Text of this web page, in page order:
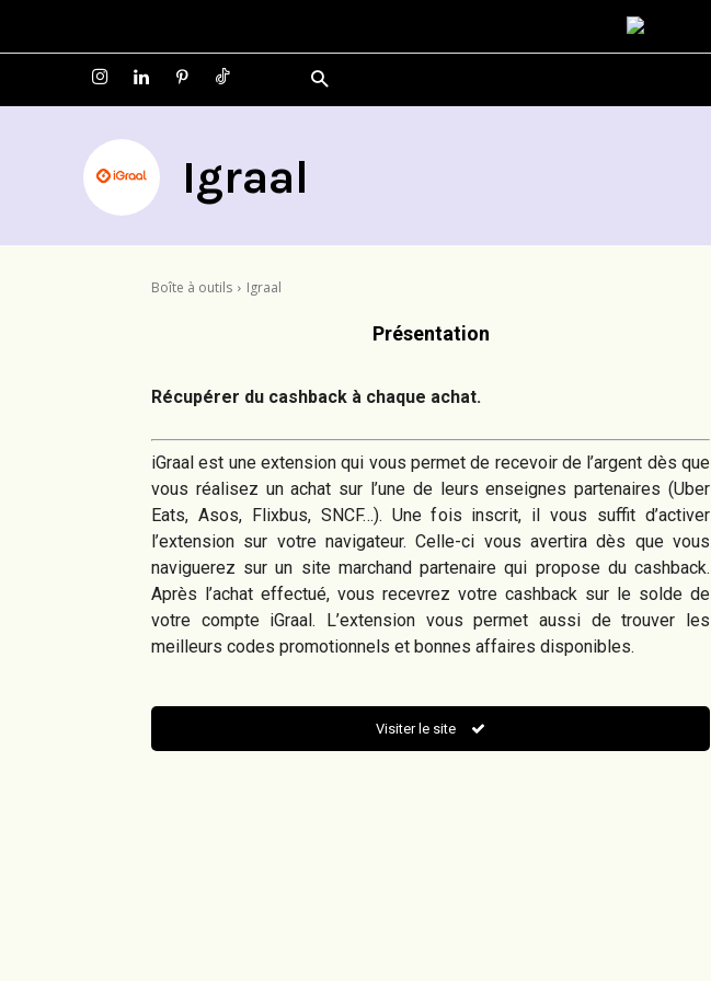
Igraal
Boîte à outils Igraal
Présentation
Récupérer du cashback à chaque achat.
iGraal est une extension qui vous permet de recevoir de l’argent dès que
vous réalisez un achat sur l’une de leurs enseignes partenaires (Uber
Eats, Asos, Flixbus, SNCF…). Une fois inscrit, il vous suffit d’activer
l’extension sur votre navigateur. Celle-ci vous avertira dès que vous
naviguerez sur un site marchand partenaire qui propose du cashback.
Après l’achat effectué, vous recevrez votre cashback sur le solde de
votre compte iGraal. L’extension vous permet aussi de trouver les
meilleurs codes promotionnels et bonnes affaires disponibles.
Visiter le site